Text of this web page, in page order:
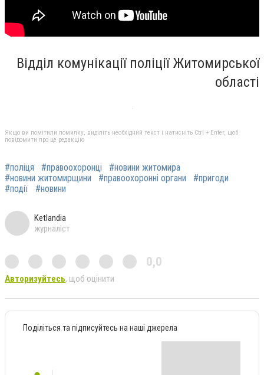
Відділ комунікації поліції Житомирської
області
Якщо ви помітили помилку, виділіть необхідний текст і натисніть Ctrl + Enter, щоб
повідомити про це редакцію
#поліця #правоохоронці
#новини житомира
#новини житомирщини
#правоохоронні органи
#пригоди
#події
#новини
Ketlandia
журналіст
0,0
Авторизуйтесь, щоб оцінити
Поділіться та підписуйтесь на наші джерела